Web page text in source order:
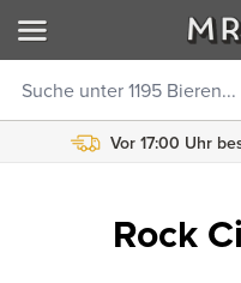
Vor 17:00 Uhr
Rock